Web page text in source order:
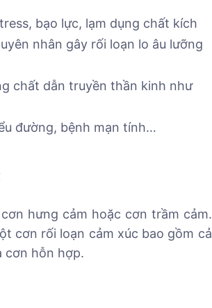
bạo lực, lạm dụng chất kích
nhân gây rối loạn lo âu lưỡng
chất dẫn truyền thần kinh như
đường, bệnh mạn tính…
hưng cảm hoặc cơn trầm cảm.
cơn rối loạn cảm xúc bao gồm cả
cơn hỗn hợp.